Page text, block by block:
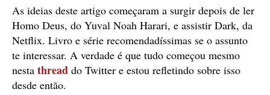
As ideias deste artigo começaram a surgir depois de ler
Homo Deus, do Yuval Noah Harari, e assistir Dark, da
Netflix. Livro e série recomendadíssimas se o assunto
te interessar. A verdade é que tudo começou mesmo
nesta thread do Twitter e estou refletindo sobre isso
desde então.